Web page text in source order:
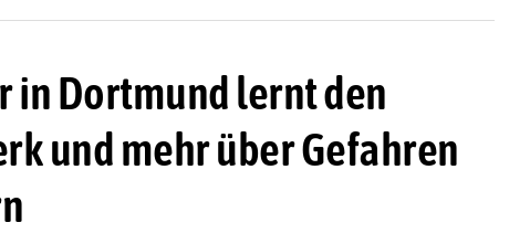
in Dortmund lernt den
und mehr über Gefahren